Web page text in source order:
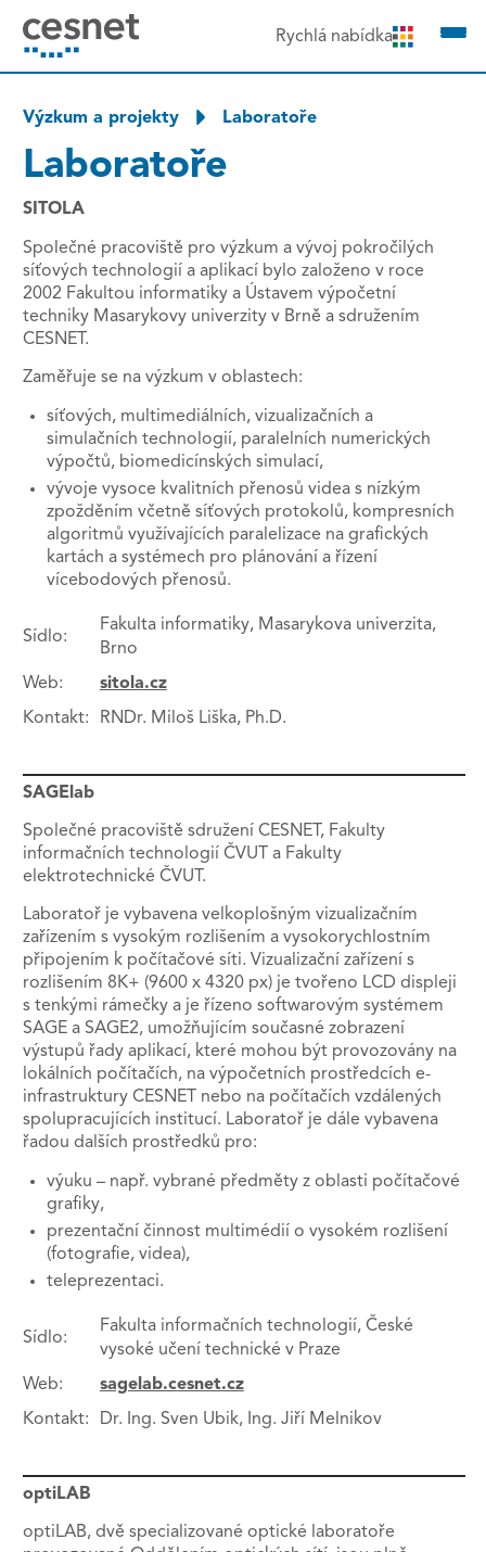
na obsah Rychlá nabídka
Výzkum a projekty Laboratoře
Laboratoře
SITOLA
Společné pracoviště pro výzkum a vývoj pokročilých
síťových technologií a aplikací bylo založeno v roce
2002 Fakultou informatiky a Ústavem výpočetní
techniky Masarykovy univerzity v Brně a sdružením
CESNET.
Zaměřuje se na výzkum v oblastech:
síťových, multimediálních, vizualizačních a
simulačních technologií, paralelních numerických
výpočtů, biomedicínských simulací,
vývoje vysoce kvalitních přenosů videa s nízkým
zpožděním včetně síťových protokolů, kompresních
algoritmů využívajících paralelizace na grafických
kartách a systémech pro plánování a řízení
vícebodových přenosů.
Sídlo:
Fakulta informatiky, Masarykova univerzita,
Brno
Web:
sitola.cz
Kontakt:
RNDr. Miloš Liška, Ph.D.
SAGElab
Společné pracoviště sdružení CESNET, Fakulty
informačních technologií ČVUT a Fakulty
elektrotechnické ČVUT.
Laboratoř je vybavena velkoplošným vizualizačním
zařízením s vysokým rozlišením a vysokorychlostním
připojením k počítačové síti. Vizualizační zařízení s
rozlišením 8K+ (9600 x 4320 px) je tvořeno LCD displeji
s tenkými rámečky a je řízeno softwarovým systémem
SAGE a SAGE2, umožňujícím současné zobrazení
výstupů řady aplikací, které mohou být provozovány na
lokálních počítačích, na výpočetních prostředcích e-
infrastruktury CESNET nebo na počítačích vzdálených
spolupracujících institucí. Laboratoř je dále vybavena
řadou dalších prostředků pro:
výuku – např. vybrané předměty z oblasti počítačové
grafiky,
prezentační činnost multimédií o vysokém rozlišení
(fotografie, videa),
teleprezentaci.
Sídlo:
Fakulta informačních technologií, České
vysoké učení technické v Praze
Web:
sagelab.cesnet.cz
Kontakt:
Dr. Ing. Sven Ubik, Ing. Jiří Melnikov
optiLAB
optiLAB, dvě specializované optické laboratoře